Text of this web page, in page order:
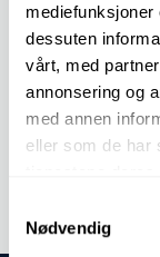
dessuten
vårt, med
annonsering og
med annen
eller som de har
Nødvendig
PACOTES DE
Esta análise não
específico, mas
Análise de